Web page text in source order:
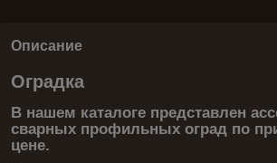
Описание
Оградка
В нашем каталоге представлен
сварных профильных оград по
цене.